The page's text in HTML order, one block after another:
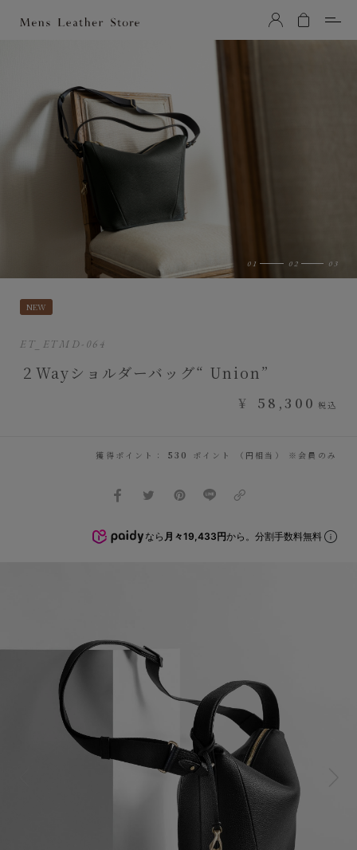
Mens Leather Store（メンズレザーストア）
NEW
ET_ETMD-064
２Wayショルダーバッグ“ Union”
¥ 58,300 税込
獲得ポイント： 530 ポイント （円相当） ※会員のみ
なら 月々19,433円から。分割手数料無料